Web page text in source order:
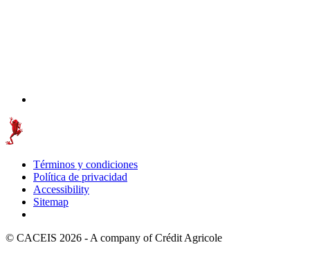
Términos y condiciones
Política de privacidad
Accessibility
Sitemap
© CACEIS 2026 - A company of Crédit Agricole